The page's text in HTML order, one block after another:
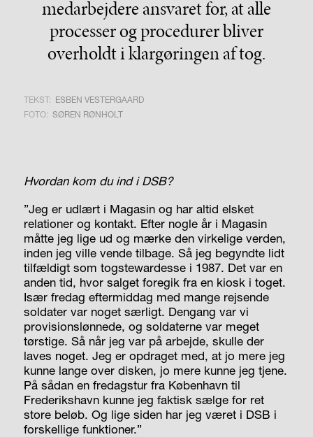
medarbejdere ansvaret for, at alle
processer og procedurer bliver
overholdt i klargøringen af tog.
TEKST: ESBEN VESTERGAARD
FOTO: SØREN RØNHOLT
Hvordan kom du ind i DSB?
”Jeg er udlært i Magasin og har altid elsket
relationer og kontakt. Efter nogle år i Magasin
måtte jeg lige ud og mærke den virkelige verden,
inden jeg ville vende tilbage. Så jeg begyndte lidt
tilfældigt som togstewardesse i 1987. Det var en
anden tid, hvor salget foregik fra en kiosk i toget.
Især fredag eftermiddag med mange rejsende
soldater var noget særligt. Dengang var vi
provisionslønnede, og soldaterne var meget
tørstige. Så når jeg var på arbejde, skulle der
laves noget. Jeg er opdraget med, at jo mere jeg
kunne lange over disken, jo mere kunne jeg tjene.
På sådan en fredagstur fra København til
Frederikshavn kunne jeg faktisk sælge for ret
store beløb. Og lige siden har jeg været i DSB i
forskellige funktioner.”